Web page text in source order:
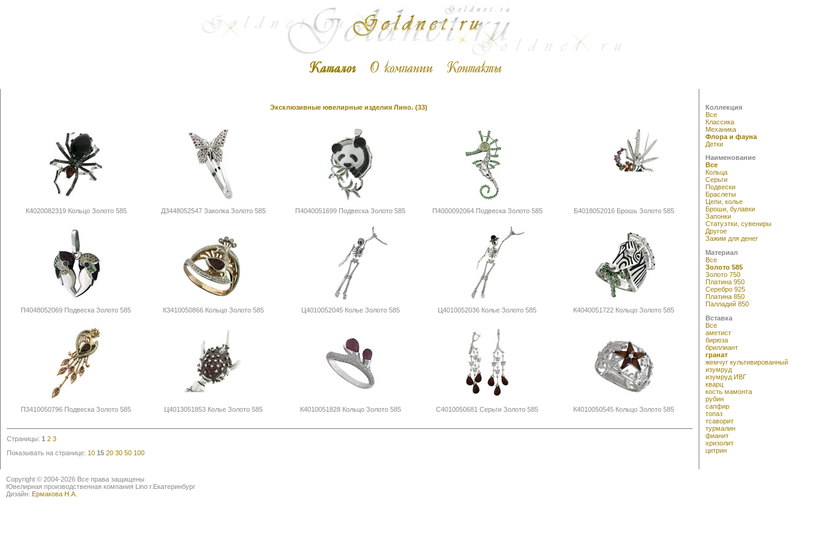
Эксклюзивные ювелирные изделия Лино. (33)
К4020082319 Кольцо Золото 585 Д3448052547 Заколка Золото 585 П4040051699 Подвеска Золото 585 П4000092064 Подвеска Золото 585 Б4018052016 Брошь Золото 585
П4048052069 Подвеска Золото 585 К3410050866 Кольцо Золото 585 Ц4010052045 Колье Золото 585 Ц4010052036 Колье Золото 585 К4040051722 Кольцо Золото 585
П3410050796 Подвеска Золото 585 Ц4013051853 Колье Золото 585 К4010051828 Кольцо Золото 585 С4010050681 Серьги Золото 585 К4010050545 Кольцо Золото 585
Страницы: 1 2 3
Показывать на странице: 10 15 20 30 50 100
Коллекция
Все
Классика
Механика
Флора и фауна
Детки
Наименование
Все
Кольца
Серьги
Подвески
Браслеты
Цепи, колье
Броши, булавки
Запонки
Статуэтки, сувениры
Другое
Зажим для денег
Материал
Все
Золото 585
Золото 750
Платина 950
Серебро 925
Платина 850
Палладий 850
Вставка
Все
аметист
бирюза
бриллиант
гранат
жемчуг культивированный
изумруд
изумруд ИВГ
кварц
кость мамонта
рубин
сапфир
топаз
тсаворит
турмалин
фианит
хризолит
цитрин
Copyright © 2004-2026 Все права защищены
Ювелирная производственная компания Lino г.Екатеринбург
Дизайн: Ермакова Н.А.